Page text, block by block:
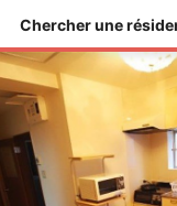
Chercher une